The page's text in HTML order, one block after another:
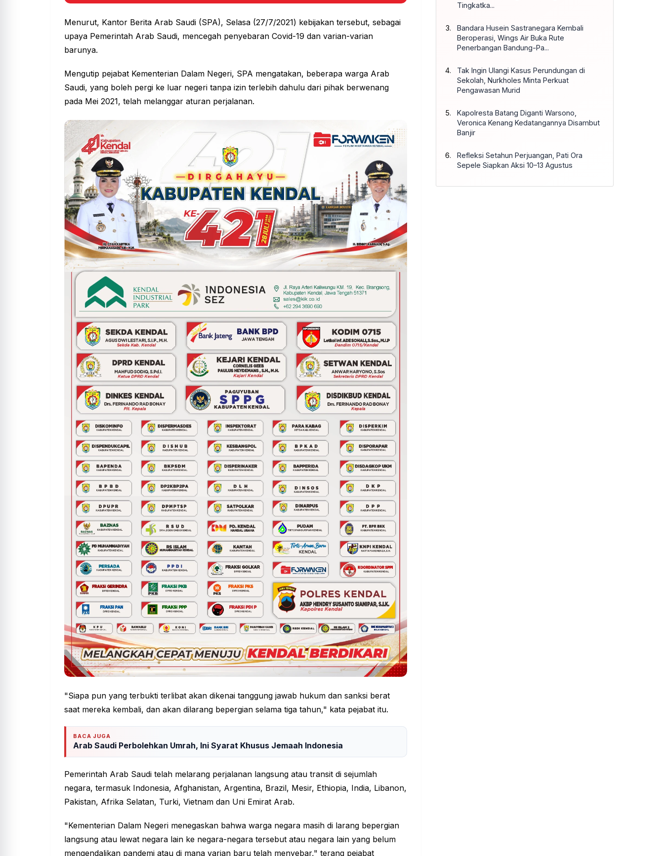
Menurut, Kantor Berita Arab Saudi (SPA), Selasa (27/7/2021) kebijakan tersebut, sebagai
upaya Pemerintah Arab Saudi, mencegah penyebaran Covid-19 dan varian-varian
barunya.
Mengutip pejabat Kementerian Dalam Negeri, SPA mengatakan, beberapa warga Arab
Saudi, yang boleh pergi ke luar negeri tanpa izin terlebih dahulu dari pihak berwenang
pada Mei 2021, telah melanggar aturan perjalanan.
"Siapa pun yang terbukti terlibat akan dikenai tanggung jawab hukum dan sanksi berat
saat mereka kembali, dan akan dilarang bepergian selama tiga tahun," kata pejabat itu.
BACA JUGA
Arab Saudi Perbolehkan Umrah, Ini Syarat Khusus Jemaah Indonesia
Pemerintah Arab Saudi telah melarang perjalanan langsung atau transit di sejumlah
negara, termasuk Indonesia, Afghanistan, Argentina, Brazil, Mesir, Ethiopia, India, Libanon,
Pakistan, Afrika Selatan, Turki, Vietnam dan Uni Emirat Arab.
"Kementerian Dalam Negeri menegaskan bahwa warga negara masih di larang bepergian
langsung atau lewat negara lain ke negara-negara tersebut atau negara lain yang belum
mengendalikan pandemi atau di mana varian baru telah menyebar," terang pejabat
Tingkatka...
Bandara Husein Sastranegara Kembali
Beroperasi, Wings Air Buka Rute
Penerbangan Bandung-Pa...
Tak Ingin Ulangi Kasus Perundungan di
Sekolah, Nurkholes Minta Perkuat
Pengawasan Murid
Kapolresta Batang Diganti Warsono,
Veronica Kenang Kedatangannya Disambut
Banjir
Refleksi Setahun Perjuangan, Pati Ora
Sepele Siapkan Aksi 10–13 Agustus